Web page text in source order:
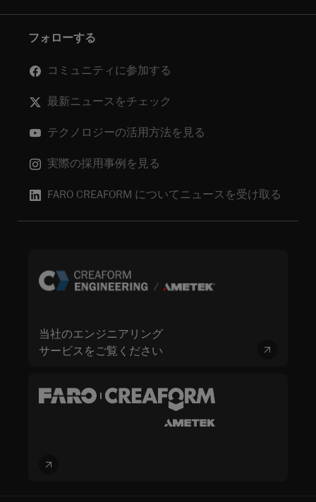
フォローする
コミュニティに参加する
最新ニュースをチェック
テクノロジーの活用方法を見る
実際の採用事例を見る
FARO CREAFORM についてニュースを受け取る
当社のエンジニアリング
サービスをご覧ください